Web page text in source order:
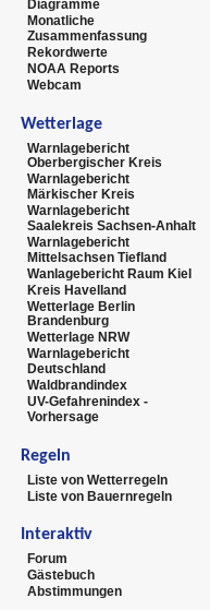
Diagramme
Monatliche
Zusammenfassung
Rekordwerte
NOAA Reports
Webcam
Wetterlage
Warnlagebericht
Oberbergischer Kreis
Warnlagebericht
Märkischer Kreis
Warnlagebericht
Saalekreis Sachsen-Anhalt
Warnlagebericht
Mittelsachsen Tiefland
Wanlagebericht Raum Kiel
Kreis Havelland
Wetterlage Berlin
Brandenburg
Wetterlage NRW
Warnlagebericht
Deutschland
Waldbrandindex
UV-Gefahrenindex -
Vorhersage
Regeln
Liste von Wetterregeln
Liste von Bauernregeln
Interaktiv
Forum
Gästebuch
Abstimmungen